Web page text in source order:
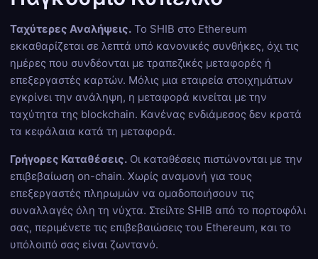
Ταχύτερες Αναλήψεις. Το SHIB στο Ethereum
εκκαθαρίζεται σε λεπτά υπό κανονικές συνθήκες, όχι τις
ημέρες που συνδέονται με τραπεζικές μεταφορές ή
επεξεργαστές καρτών. Μόλις μια εταιρεία στοιχημάτων
εγκρίνει την ανάληψη, η μεταφορά κινείται με την
ταχύτητα της blockchain. Κανένας ενδιάμεσος δεν κρατά
τα κεφάλαια κατά τη μεταφορά.
Γρήγορες Καταθέσεις. Οι καταθέσεις πιστώνονται με την
επιβεβαίωση on-chain. Χωρίς αναμονή για τους
επεξεργαστές πληρωμών να ομαδοποιήσουν τις
συναλλαγές όλη τη νύχτα. Στείλτε SHIB από το πορτοφόλι
σας, περιμένετε τις επιβεβαιώσεις του Ethereum, και το
υπόλοιπό σας είναι ζωντανό.